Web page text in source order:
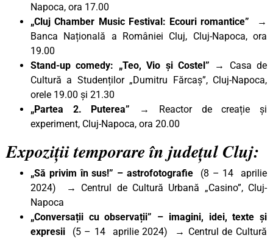
Napoca, ora 17.00
„Cluj Chamber Music Festival: Ecouri romantice” →
Banca Națională a României Cluj, Cluj-Napoca, ora
19.00
Stand-up comedy: „Teo, Vio și Costel” → Casa de
Cultură a Studenților „Dumitru Fărcaș”, Cluj-Napoca,
orele 19.00 și 21.30
„Partea 2. Puterea” → Reactor de creație și
experiment, Cluj-Napoca, ora 20.00
Expoziții temporare în județul Cluj:
„Să privim în sus!” – astrofotografie (8 – 14 aprilie
2024) → Centrul de Cultură Urbană „Casino”, Cluj-
Napoca
„Conversații cu observații” – imagini, idei, texte și
expresii (5 – 14 aprilie 2024) → Centrul de Cultură